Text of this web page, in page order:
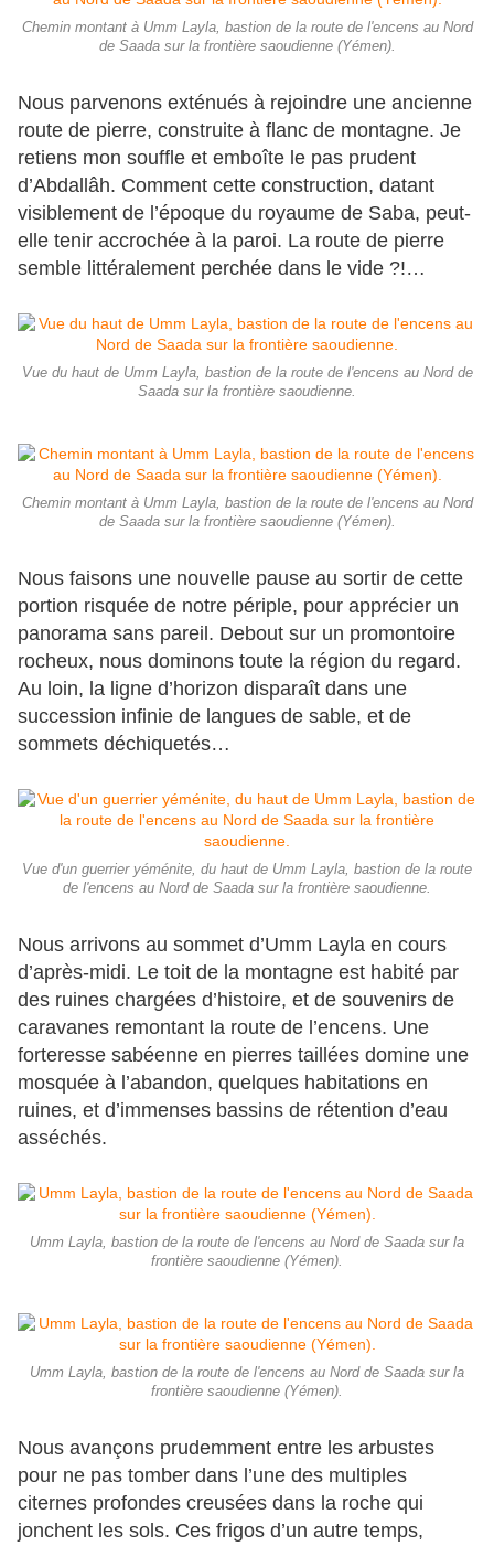
Chemin montant à Umm Layla, bastion de la route de l'encens au Nord
de Saada sur la frontière saoudienne (Yémen).
Nous parvenons exténués à rejoindre une ancienne
route de pierre, construite à flanc de montagne. Je
retiens mon souffle et emboîte le pas prudent
d’Abdallâh. Comment cette construction, datant
visiblement de l’époque du royaume de Saba, peut-
elle tenir accrochée à la paroi. La route de pierre
semble littéralement perchée dans le vide ?!…
Vue du haut de Umm Layla, bastion de la route de l'encens au Nord de
Saada sur la frontière saoudienne.
Chemin montant à Umm Layla, bastion de la route de l'encens au Nord
de Saada sur la frontière saoudienne (Yémen).
Nous faisons une nouvelle pause au sortir de cette
portion risquée de notre périple, pour apprécier un
panorama sans pareil. Debout sur un promontoire
rocheux, nous dominons toute la région du regard.
Au loin, la ligne d’horizon disparaît dans une
succession infinie de langues de sable, et de
sommets déchiquetés…
Vue d'un guerrier yéménite, du haut de Umm Layla, bastion de la route
de l'encens au Nord de Saada sur la frontière saoudienne.
Nous arrivons au sommet d’Umm Layla en cours
d’après-midi. Le toit de la montagne est habité par
des ruines chargées d’histoire, et de souvenirs de
caravanes remontant la route de l’encens. Une
forteresse sabéenne en pierres taillées domine une
mosquée à l’abandon, quelques habitations en
ruines, et d’immenses bassins de rétention d’eau
asséchés.
Umm Layla, bastion de la route de l'encens au Nord de Saada sur la
frontière saoudienne (Yémen).
Umm Layla, bastion de la route de l'encens au Nord de Saada sur la
frontière saoudienne (Yémen).
Nous avançons prudemment entre les arbustes
pour ne pas tomber dans l’une des multiples
citernes profondes creusées dans la roche qui
jonchent les sols. Ces frigos d’un autre temps,